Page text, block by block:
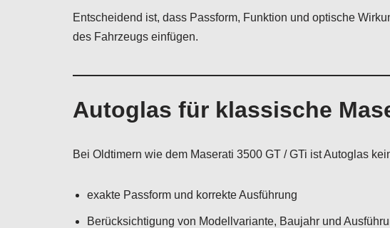
Entscheidend ist, dass Passform, Funktion und optische
des Fahrzeugs einfügen.
Autoglas für klassische
Bei Oldtimern wie dem Maserati 3500 GT / GTi ist Autoglas
exakte Passform und korrekte Ausführung
Berücksichtigung von Modellvariante, Baujahr und